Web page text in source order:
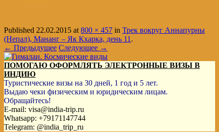
Published 22.02.2015 at800 × 457 in Трек вокруг Аннапурны
(Непал), Мананг – Як Кхарка, день 11.
← Предыдущее Следующее →
ПОМОГАЮ ОФОРМЛЯТЬ ЭЛЕКТРОННЫЕ ВИЗЫ В
ИНДИЮ
Туристические визы на 30 дней, 1 год и 5 лет.
Выдаю чеки физическим и юридическим лицам.
Обращайтесь!
E-mail: visa@india-trip.ru
Whatsapp: +79171147744
Telegram: @india_trip_ru